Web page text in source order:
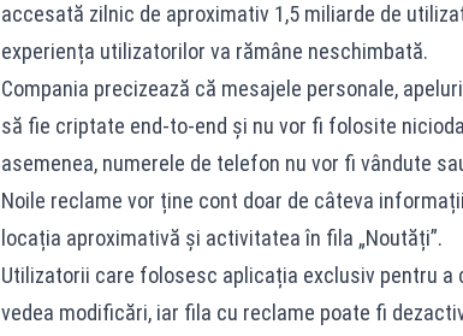
accesată zilnic de aproximativ 1,5 miliarde de
experiența utilizatorilor va rămâne neschimbată.
Compania precizează că mesajele personale,
să fie criptate end-to-end și nu vor fi folosite
asemenea, numerele de telefon nu vor fi vândute
Noile reclame vor ține cont doar de câteva
locația aproximativă și activitatea în fila „Noutăți”.
Utilizatorii care folosesc aplicația exclusiv pentru
vedea modificări, iar fila cu reclame poate fi